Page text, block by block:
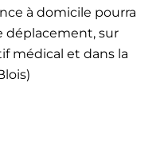
à domicile pourra
déplacement, sur
médical et dans la